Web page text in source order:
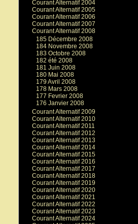
Courant Alternatif 2004
Courant Alternatif 2005
Courant Alternatif 2006
Courant Alternatif 2007
Courant Alternatif 2008
185 Décembre 2008
184 Novembre 2008
183 Octobre 2008
182 été 2008
181 Juin 2008
180 Mai 2008
179 Avril 2008
178 Mars 2008
177 Fevrier 2008
176 Janvier 2008
Courant Alternatif 2009
Courant Alternatif 2010
Courant Alternatif 2011
Courant Alternatif 2012
Courant Alternatif 2013
Courant Alternatif 2014
Courant Alternatif 2015
Courant Alternatif 2016
Courant Alternatif 2017
Courant Alternatif 2018
Courant Alternatif 2019
Courant Alternatif 2020
Courant Alternatif 2021
Courant Alternatif 2022
Courant Alternatif 2023
Courant Alternatif 2024